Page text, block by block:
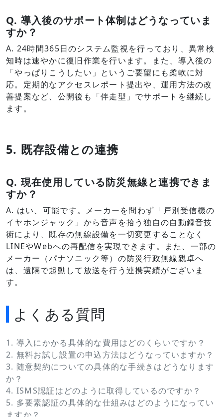
Q. 導入後のサポート体制はどうなっていま
すか？
A. 24時間365日のシステム監視を行っており、異常検
知時は速やかに復旧作業を行います。また、導入後の
「やっぱりこうしたい」というご要望にも柔軟に対
応。定期的なアクセスレポート提出や、運用方法の改
善提案など、公開後も「伴走型」でサポートを継続し
ます。
5. 既存設備との連携
Q. 現在使用している防災無線と連携できま
すか？
A. はい、可能です。メーカーを問わず「戸別受信機の
イヤホンジャック」から音声を拾う独自の自動録音技
術により、既存の無線設備を一切変更することなく
LINEやWebへの再配信を実現できます。また、一部の
メーカー（パナソニック等）の防災行政無線親卓へ
は、遠隔で起動して放送を行う連携実績がございま
す。
よくある質問
1. 導入にかかる具体的な費用はどのくらいですか？
2. 無料お試し設置の申込方法はどうなっていますか？
3. 随意契約についての具体的な手続きはどうなります
か？
4. ISMS認証はどのように取得しているのですか？
5. 多要素認証の具体的な仕組みはどのようになってい
ますか？